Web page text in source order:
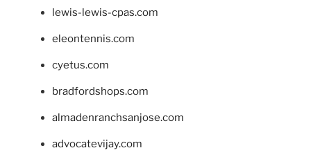
lewis-lewis-cpas.com
eleontennis.com
cyetus.com
bradfordshops.com
almadenranchsanjose.com
advocatevijay.com